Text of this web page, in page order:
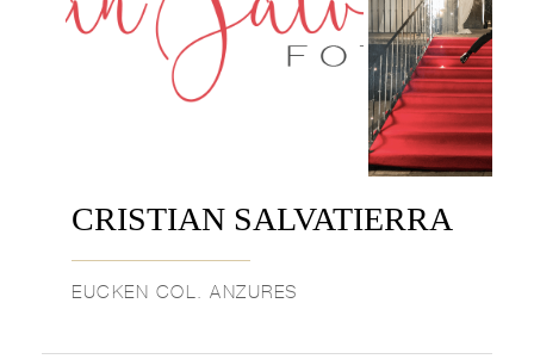
CRISTIAN SALVATIERRA
EUCKEN COL. ANZURES